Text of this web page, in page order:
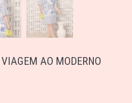
AO MODERNO